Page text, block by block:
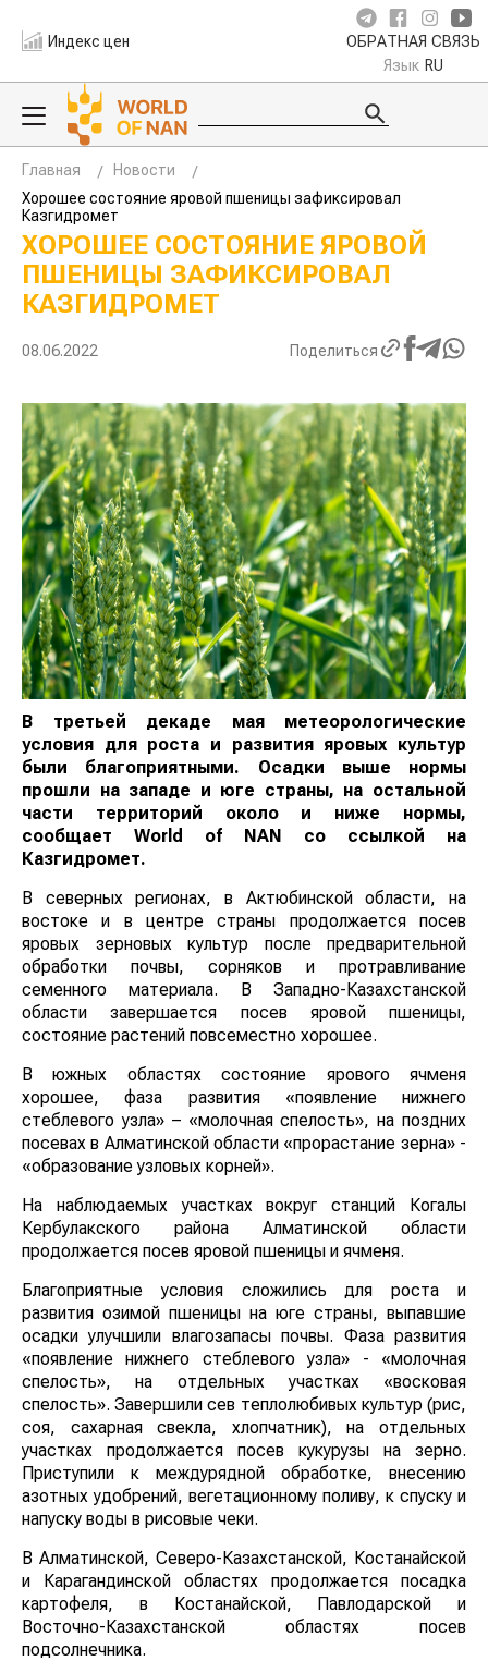
Индекс цен ОБРАТНАЯ СВЯЗЬ
Язык RU
Главная
Новости
Хорошее состояние яровой пшеницы зафиксировал
Казгидромет
ХОРОШЕЕ СОСТОЯНИЕ ЯРОВОЙ
ПШЕНИЦЫ ЗАФИКСИРОВАЛ
КАЗГИДРОМЕТ
08.06.2022 Поделиться
В третьей декаде мая метеорологические
условия для роста и развития яровых культур
были благоприятными. Осадки выше нормы
прошли на западе и юге страны, на остальной
части территорий около и ниже нормы,
сообщает World of NAN со ссылкой на
Казгидромет.
В северных регионах, в Актюбинской области, на
востоке и в центре страны продолжается посев
яровых зерновых культур после предварительной
обработки почвы, сорняков и протравливание
семенного материала. В Западно-Казахстанской
области завершается посев яровой пшеницы,
состояние растений повсеместно хорошее.
В южных областях состояние ярового ячменя
хорошее, фаза развития «появление нижнего
стеблевого узла» – «молочная спелость», на поздних
посевах в Алматинской области «прорастание зерна» -
«образование узловых корней».
На наблюдаемых участках вокруг станций Когалы
Кербулакского района Алматинской области
продолжается посев яровой пшеницы и ячменя.
Благоприятные условия сложились для роста и
развития озимой пшеницы на юге страны, выпавшие
осадки улучшили влагозапасы почвы. Фаза развития
«появление нижнего стеблевого узла» - «молочная
спелость», на отдельных участках «восковая
спелость». Завершили сев теплолюбивых культур (рис,
соя, сахарная свекла, хлопчатник), на отдельных
участках продолжается посев кукурузы на зерно.
Приступили к междурядной обработке, внесению
азотных удобрений, вегетационному поливу, к спуску и
напуску воды в рисовые чеки.
В Алматинской, Северо-Казахстанской, Костанайской
и Карагандинской областях продолжается посадка
картофеля, в Костанайской, Павлодарской и
Восточно-Казахстанской областях посев
подсолнечника.